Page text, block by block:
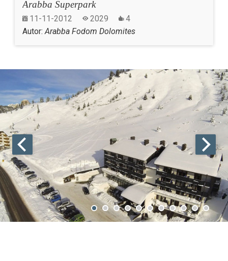
Arabba Superpark
11-11-2012 2029
4
Autor:Arabba Fodom Dolomites